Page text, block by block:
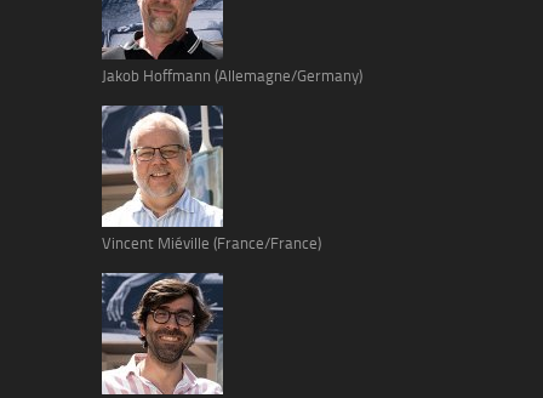
Jakob Hoffmann (Allemagne/Germany)
Vincent Miéville (France/France)